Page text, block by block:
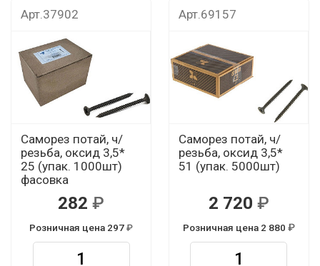
Арт.37902
Саморез потай, ч/
резьба, оксид 3,5*
25 (упак. 1000шт)
фасовка
282
Розничная цена 297
Арт.69157
Саморез потай, ч/
резьба, оксид 3,5*
51 (упак. 5000шт)
2 720
Розничная цена 2 880